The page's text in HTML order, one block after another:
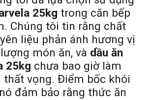
25kg trong căn bếp
Chúng tôi tin rằng chất
liệu phản ánh hương vị
món ăn, và dầu ăn
25kg chưa bao giờ làm
thất vọng. Điểm bốc khói
đảm bảo rằng thức ăn